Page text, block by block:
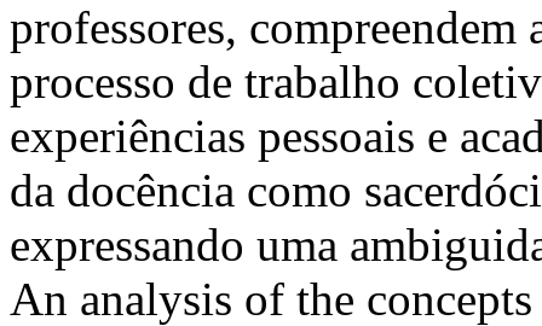
professores,
processo de trabalho
experiências pessoais e
da docência como
expressando uma
An analysis of the